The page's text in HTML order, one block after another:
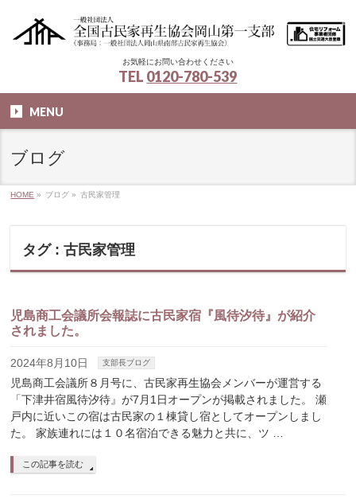
お気軽にお問い合わせください
TEL 0120-780-539
MENU
ブログ
HOME » ブログ » 古民家管理
タグ : 古民家管理
児島商工会議所会報誌に古民家宿『風待汐待』が紹介
されました。
2024年8月10日 支部長ブログ
児島商工会議所８月号に、古民家再生協会メンバーが運営する
「下津井宿風待汐待』が7月1日オープンが掲載されました。 瀬
戸内に近いこの宿は古民家の１棟貸し宿としてオープンしまし
た。 家族連れには１０名宿泊できる魅力と共に、ツ …
この記事を読む